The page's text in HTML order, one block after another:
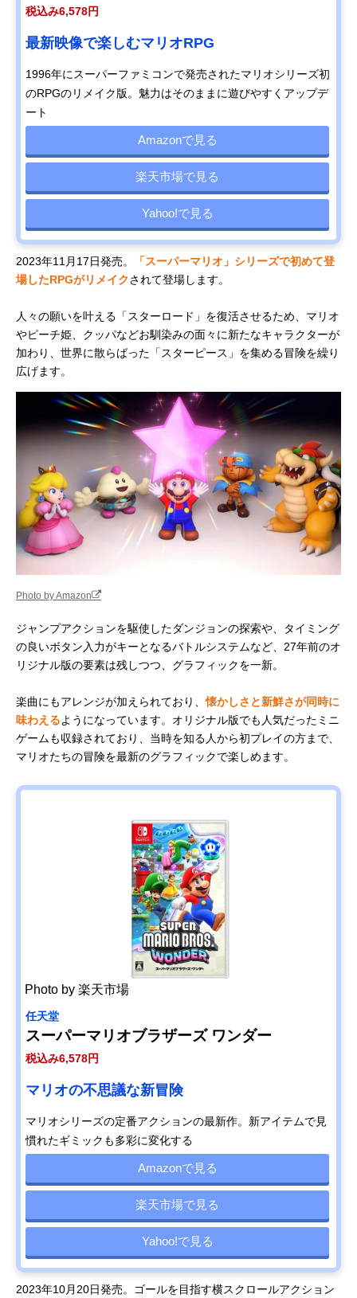
税込み6,578円
最新映像で楽しむマリオRPG
1996年にスーパーファミコンで発売されたマリオシリーズ初
のRPGのリメイク版。魅力はそのままに遊びやすくアップデ
ート
Amazonで見る
楽天市場で見る
Yahoo!で見る
2023年11月17日発売。
「スーパーマリオ」シリーズで初めて登
場したRPGがリメイクされて登場します。
人々の願いを叶える「スターロード」を復活させるため、マリオ
やピーチ姫、クッパなどお馴染みの面々に新たなキャラクターが
加わり、世界に散らばった「スターピース」を集める冒険を繰り
広げます。
Photo by Amazon
ジャンプアクションを駆使したダンジョンの探索や、タイミング
の良いボタン入力がキーとなるバトルシステムなど、27年前のオ
リジナル版の要素は残しつつ、グラフィックを一新。
楽曲にもアレンジが加えられており、懐かしさと新鮮さが同時に
味わえるようになっています。オリジナル版でも人気だったミニ
ゲームも収録されており、当時を知る人から初プレイの方まで、
マリオたちの冒険を最新のグラフィックで楽しめます。
Photo by 楽天市場
任天堂
スーパーマリオブラザーズ ワンダー
税込み6,578円
マリオの不思議な新冒険
マリオシリーズの定番アクションの最新作。新アイテムで見
慣れたギミックも多彩に変化する
Amazonで見る
楽天市場で見る
Yahoo!で見る
2023年10月20日発売。ゴールを目指す横スクロールアクション